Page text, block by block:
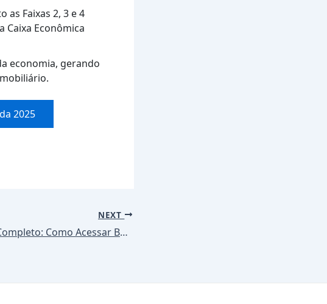
as Faixas 2, 3 e 4
Econômica
economia, gerando
2025
NEXT
Guia Completo: Como Acessar Benefícios com o Aplicativo Caixa Trabalhador Passo a Passo